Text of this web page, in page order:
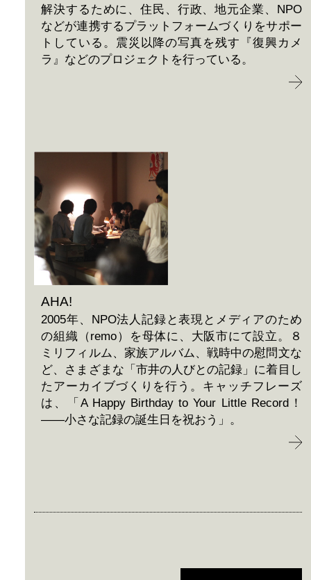
解決するために、住民、行政、地元企業、NPO
などが連携するプラットフォームづくりをサポー
トしている。震災以降の写真を残す『復興カメ
ラ』などのプロジェクトを行っている。
AHA!
2005年、NPO法人記録と表現とメディアのため
の組織（remo）を母体に、大阪市にて設立。８
ミリフィルム、家族アルバム、戦時中の慰問文な
ど、さまざまな「市井の人びとの記録」に着目し
たアーカイブづくりを行う。キャッチフレーズ
は、「A Happy Birthday to Your Little Record！
——小さな記録の誕生日を祝おう」。